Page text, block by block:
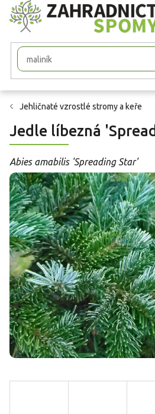
Přejít
na
obsah
Jehličnaté vzrostlé stromy a keře
Jedle líbezná
Abies amabilis 'Spreading Star'